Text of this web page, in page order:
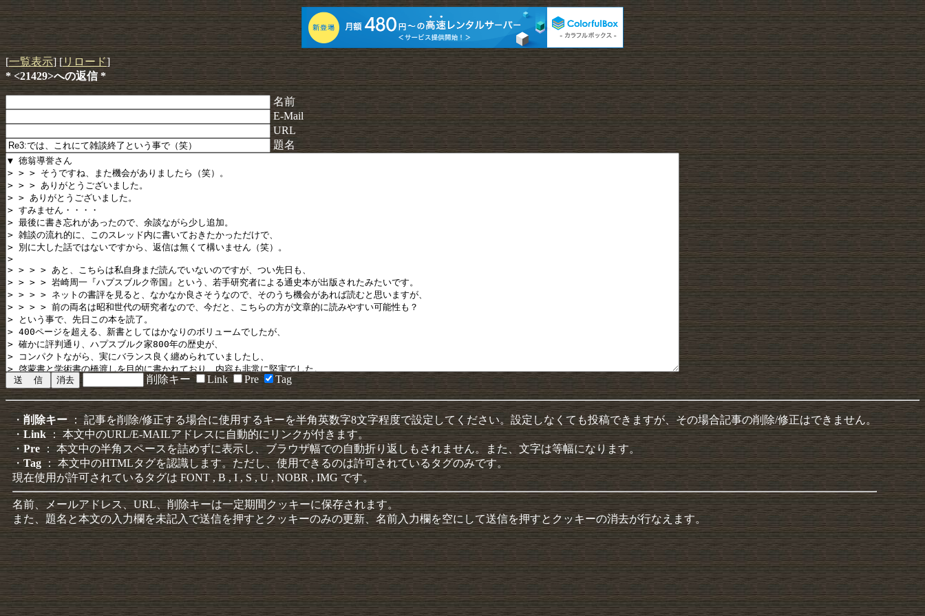
[一覧表示] [リロード]
* <21429>への返信 *
名前
E-Mail
URL
題名
削除キー Link Pre Tag
・ 削除キー： 記事を削除/修正する場合に使用するキーを半角英数字8文字程度で設定してください。設定しなくても投稿できますが、その場合記事の削除/修正はできません。
・Link： 本文中のURL/E-MAILアドレスに自動的にリンクが付きます。
・Pre ： 本文中の半角スペースを詰めずに表示し、ブラウザ幅での自動折り返しもされません。また、文字は等幅になります。
・Tag： 本文中のHTMLタグを認識します。ただし、使用できるのは許可されているタグのみです。
現在使用が許可されているタグは FONT , B , I , S , U , NOBR , IMG です。
名前、メールアドレス、URL、削除キーは一定期間クッキーに保存されます。
また、題名と本文の入力欄を未記入で送信を押すとクッキーのみの更新、名前入力欄を空にして送信を押すとクッキーの消去が行なえます。